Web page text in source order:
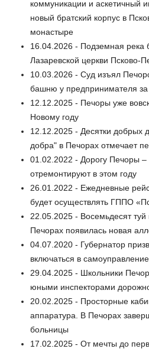
коммуникации и аскетичный
новый братский корпус в
монастыре
16.04.2026 - Подземная река
Лазаревской церкви Псково-
10.03.2026 - Суд изъял
башню у предпринимателя за
12.12.2025 - Печоры уже
Новому году
12.12.2025 - Десятки добрых
добра" в Печорах отмечает
01.02.2022 - Дорогу Печоры
отремонтируют в этом году
26.01.2022 - Ежедневные
будет осуществлять ГППО
22.05.2025 - Восемьдесят
Печорах появилась новая
04.07.2020 - Губернатор
включаться в самоуправление
29.04.2025 - Школьники
юными инспекторами
20.02.2025 - Просторные
аппаратура. В Печорах
больницы
17.02.2025 - От мечты до